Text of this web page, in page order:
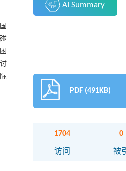
AI Summary
PDF (491KB)
1704
访问
0
被引